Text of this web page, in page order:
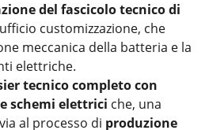
del fascicolo tecnico di
customizzazione, che
meccanica della batteria e la
elettriche.
tecnico completo con
schemi elettrici che, una
al processo di produzione